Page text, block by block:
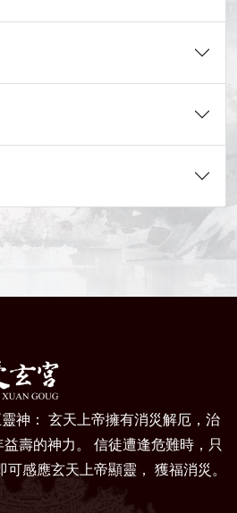
神： 玄天上帝擁有消災解厄，治
壽的神力。 信徒遭逢危難時，只
感應玄天上帝顯靈， 獲福消災。